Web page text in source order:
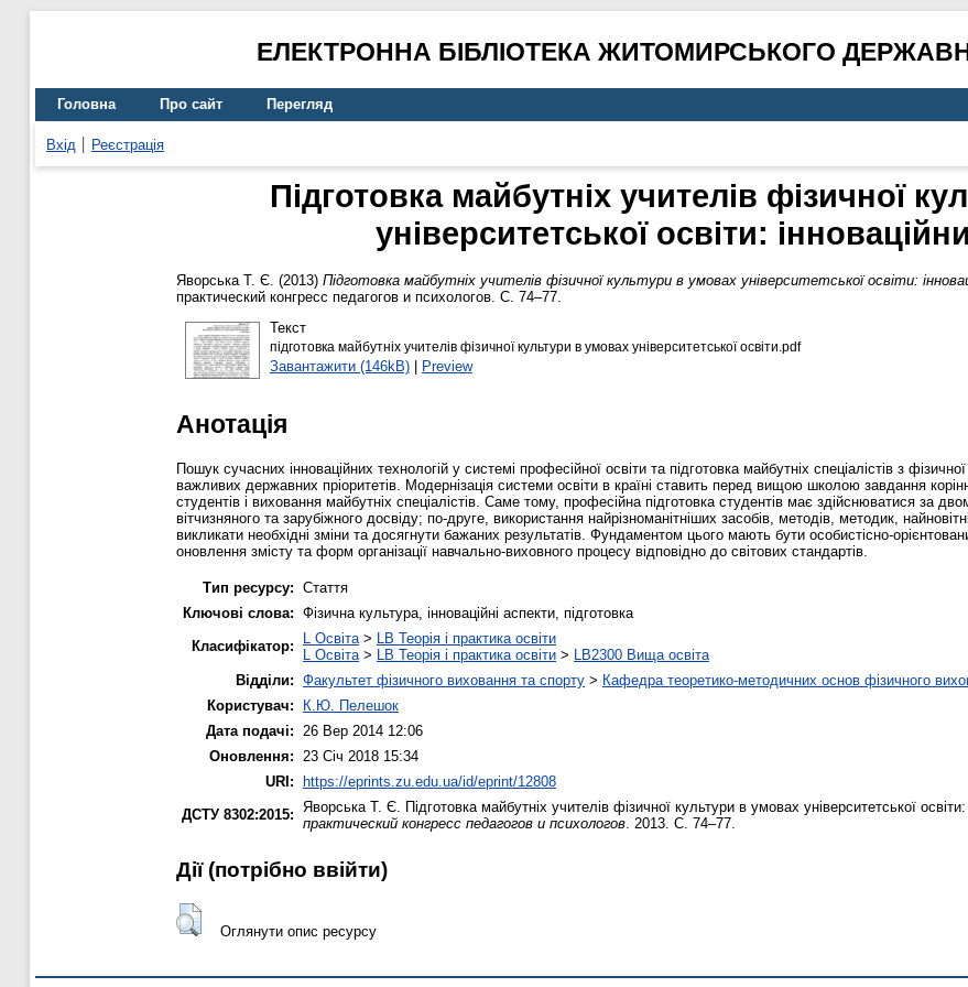
ЕЛЕКТРОННА БІБЛІОТЕКА ЖИТОМИРСЬКОГО
Головна Про сайт Перегляд
Вхід Реєстрація
Підготовка майбутніх учителів фізичної
університетської освіти:
Яворська Т. Є. (2013) Підготовка майбутніх учителів фізичної культури в умовах університетської освіти:
практический конгресс педагогов и психологов. С. 74–77.
Текст
підготовка майбутніх учителів фізичної культури в умовах університетської освіти.pdf
Завантажити (146kB)| Preview
Анотація
Пошук сучасних інноваційних технологій у системі професійної освіти та підготовка майбутніх спеціалістів з
важливих державних пріоритетів. Модернізація системи освіти в країні ставить перед вищою школою завдання
студентів і виховання майбутніх спеціалістів. Саме тому, професійна підготовка студентів має здійснюватися за
вітчизняного та зарубіжного досвіду; по-друге, використання найрізноманітніших засобів, методів, методик,
викликати необхідні зміни та досягнути бажаних результатів. Фундаментом цього мають бути особистісно-
оновлення змісту та форм організації навчально-виховного процесу відповідно до світових стандартів.
Тип ресурсу: Стаття
Ключові слова: Фізична культура, інноваційні аспекти, підготовка
Класифікатор:
L Освіта > LB Теорія і практика освіти
L Освіта > LB Теорія і практика освіти > LB2300 Вища освіта
Відділи: Факультет фізичного виховання та спорту > Кафедра теоретико-методичних основ фізичного
Користувач:
К.Ю. Пелешок
Дата подачі:
26 Вер 2014 12:06
Оновлення:
23 Січ 2018 15:34
URI: https://eprints.zu.edu.ua/id/eprint/12808
ДСТУ 8302:2015:
Яворська Т. Є. Підготовка майбутніх учителів фізичної культури в умовах університетської освіти:
практический конгресс педагогов и психологов . 2013. С. 74–77.
Дії ​​(потрібно ввійти)
Оглянути опис ресурсу